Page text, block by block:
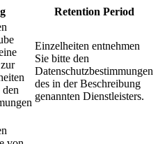
Retention Period
Einzelheiten entnehmen
Sie bitte den
Datenschutzbestimmungen
des in der Beschreibung
genannten Dienstleisters.